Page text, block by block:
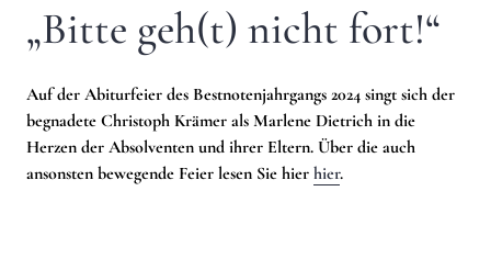
„Bitte geh(t) nicht fort!“
Auf der Abiturfeier des Bestnotenjahrgangs 2024 singt sich der
begnadete Christoph Krämer als Marlene Dietrich in die
Herzen der Absolventen und ihrer Eltern. Über die auch
ansonsten bewegende Feier lesen Sie hier hier.